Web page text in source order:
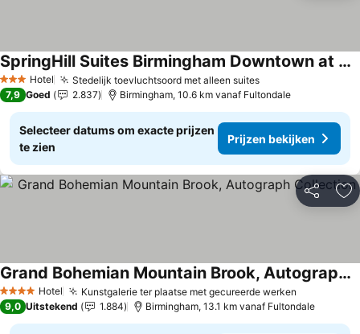
3 SterrenHotel Stedelijk toevluchtsoord met alleen suites
SpringHill Suites Birmingham Downtown at UAB
7,9 Goed 2.837 Birmingham, 10.6 km vanaf Fultondale
Selecteer datums om exacte prijzen
te zien
Prijzen bekijken
Delen
4 SterrenHotel Kunstgalerie ter plaatse met gecureerde werken
Grand Bohemian Mountain Brook, Autograph Collection
9,0 Uitstekend 1.884 Birmingham, 13.1 km vanaf Fultondale